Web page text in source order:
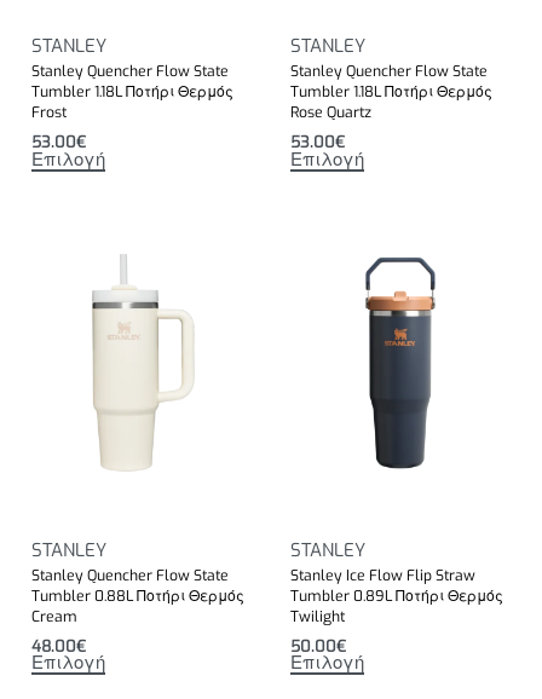
STANLEY
Stanley Quencher Flow State
Tumbler 1.18L Ποτήρι Θερμός
Frost
53.00€
Επιλογή
STANLEY
Stanley Quencher Flow State
Tumbler 1.18L Ποτήρι Θερμός
Rose Quartz
53.00€
Επιλογή
STANLEY
Stanley Quencher Flow State
Tumbler 0.88L Ποτήρι Θερμός
Cream
48.00€
Επιλογή
STANLEY
Stanley Ice Flow Flip Straw
Tumbler 0.89L Ποτήρι Θερμός
Twilight
50.00€
Επιλογή